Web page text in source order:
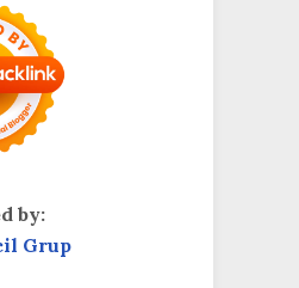
by:
Grup